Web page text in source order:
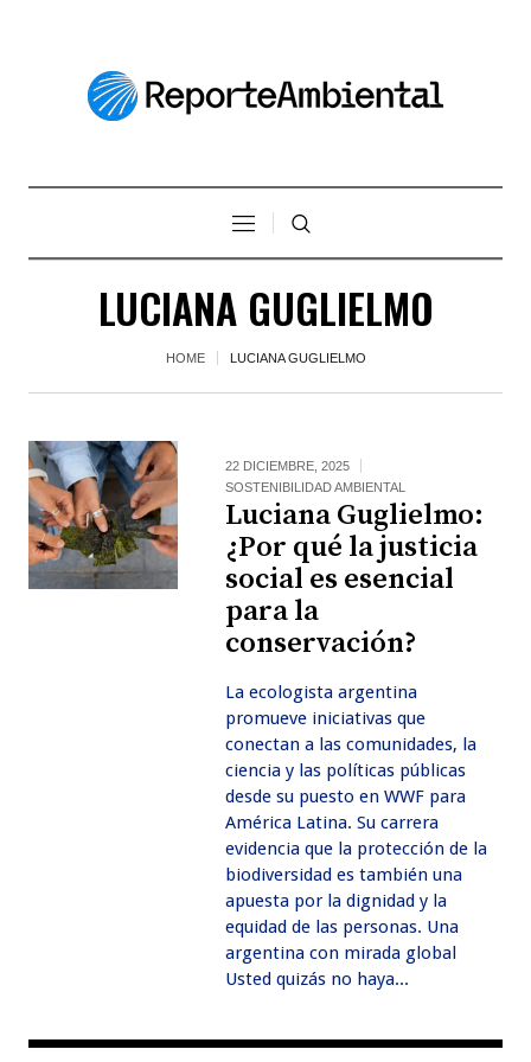
LUCIANA GUGLIELMO
HOME LUCIANA GUGLIELMO
22 DICIEMBRE, 2025
SOSTENIBILIDAD AMBIENTAL
Luciana Guglielmo:
¿Por qué la justicia
social es esencial
para la
conservación?
La ecologista argentina
promueve iniciativas que
conectan a las comunidades, la
ciencia y las políticas públicas
desde su puesto en WWF para
América Latina. Su carrera
evidencia que la protección de la
biodiversidad es también una
apuesta por la dignidad y la
equidad de las personas. Una
argentina con mirada global
Usted quizás no haya...